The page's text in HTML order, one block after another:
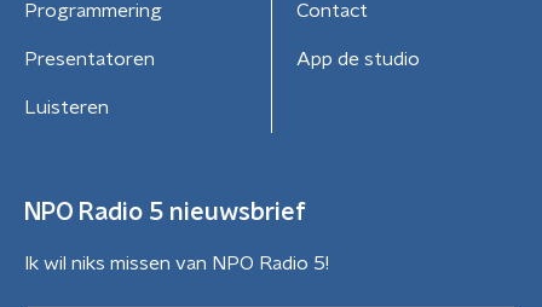
Programmering
Presentatoren
Luisteren
Contact
App de studio
NPO Radio 5 nieuwsbrief
Ik wil niks missen van NPO Radio 5!